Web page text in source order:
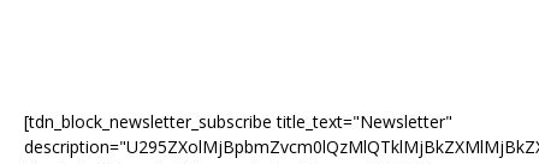
[tdn_block_newsletter_subscribe title_text="Newsletter"